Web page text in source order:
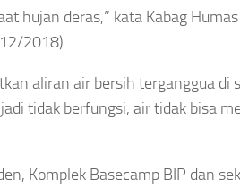
hujan deras,” kata Kabag
2018).
aliran air bersih terganggua di
tidak berfungsi, air tidak bisa
Komplek Basecamp BIP dan